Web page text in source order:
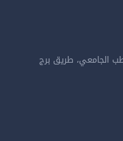
الجامعي، طريق برج